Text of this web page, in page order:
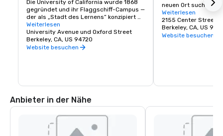
Die University of California wurde 1868
gegründet und ihr Flaggschiff-Campus —
der als „Stadt des Lernens“ konzipiert
war — wurde in Berkeley an der San
Francisco Bay gegründet. Heute ist die
UC Berkeley die weltweit führende
öffentliche Universität und eine Quelle für
Weiterlesen
University Avenue und Oxford Street
Berkeley, CA, US 94720
Website besuchen
neuen Ort suchen,
beobachten können,
Innenstadt von
eine Stadt mit
großartigen
Weiterlesen
2155 Center Street
Berkeley, CA, US
Website besuchen
Anbieter in der Nähe